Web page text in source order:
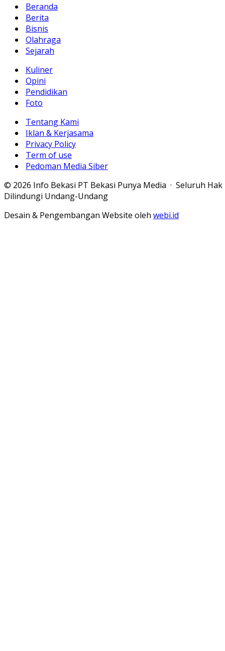
Beranda
Berita
Bisnis
Olahraga
Sejarah
Kuliner
Opini
Pendidikan
Foto
Tentang Kami
Iklan & Kerjasama
Privacy Policy
Term of use
Pedoman Media Siber
© 2026 Info Bekasi PT Bekasi Punya Media · Seluruh Hak
Dilindungi Undang-Undang
Desain & Pengembangan Website oleh webi.id